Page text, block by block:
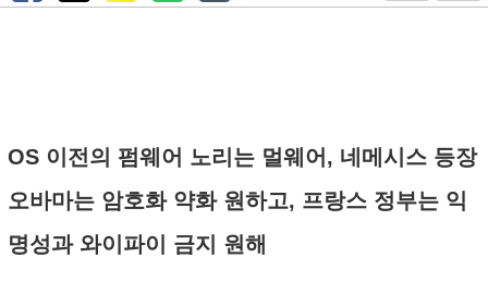
OS 이전의 펌웨어 노리는 멀웨어, 네메시스 등장
오바마는 암호화 약화 원하고, 프랑스 정부는 익
명성과 와이파이 금지 원해